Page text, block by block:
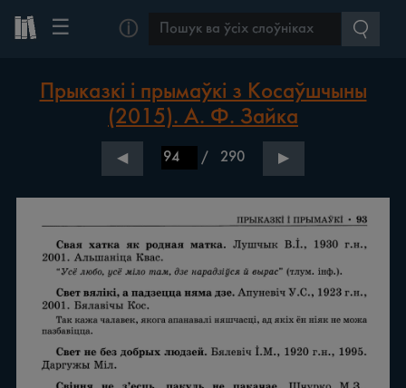
☰ ⓘ
Прыказкі і прымаўкі з Косаўшчыны
(2015). А. Ф. Зайка
◀ / 290 ▶